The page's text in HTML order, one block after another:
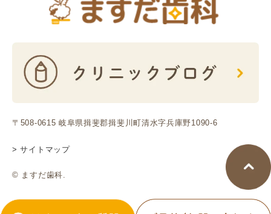
〒508-0615 岐阜県揖斐郡揖斐川町清水字兵庫野1090-6
> サイトマップ
© ますだ歯科.